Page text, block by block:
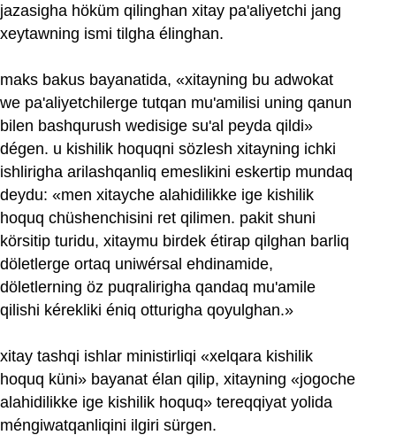
jazasigha höküm qilinghan xitay pa'aliyetchi jang
xeytawning ismi tilgha élinghan.
maks bakus bayanatida, «xitayning bu adwokat
we pa'aliyetchilerge tutqan mu'amilisi uning qanun
bilen bashqurush wedisige su'al peyda qildi»
dégen. u kishilik hoquqni sözlesh xitayning ichki
ishlirigha arilashqanliq emeslikini eskertip mundaq
deydu: «men xitayche alahidilikke ige kishilik
hoquq chüshenchisini ret qilimen. pakit shuni
körsitip turidu, xitaymu birdek étirap qilghan barliq
döletlerge ortaq uniwérsal ehdinamide,
döletlerning öz puqralirigha qandaq mu'amile
qilishi kérekliki éniq otturigha qoyulghan.»
xitay tashqi ishlar ministirliqi «xelqara kishilik
hoquq küni» bayanat élan qilip, xitayning «jogoche
alahidilikke ige kishilik hoquq» tereqqiyat yolida
méngiwatqanliqini ilgiri sürgen.